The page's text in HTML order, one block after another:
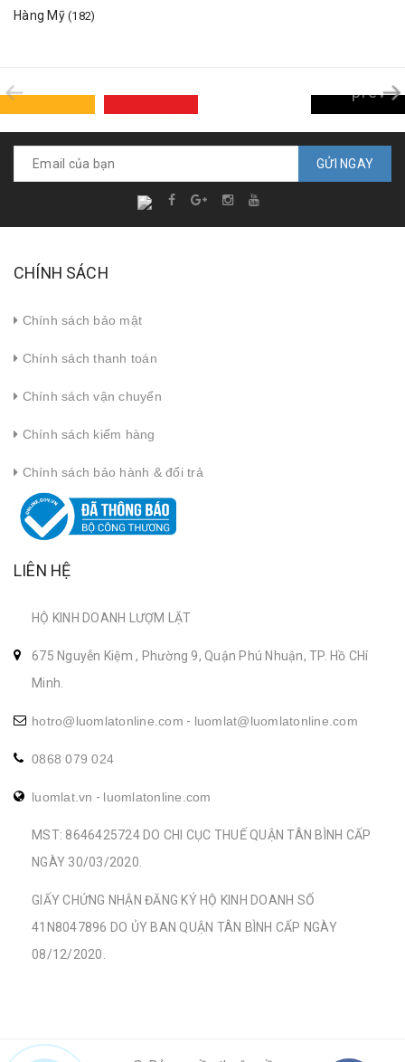
Hàng Mỹ (182)
prev
GỬI NGAY
CHÍNH SÁCH
Chính sách bảo mật
Chính sách thanh toán
Chính sách vận chuyển
Chính sách kiểm hàng
Chính sách bảo hành & đổi trả
LIÊN HỆ
HỘ KINH DOANH LƯỢM LẶT
675 Nguyễn Kiệm , Phường 9, Quận Phú Nhuận, TP. Hồ CHí
Minh.
hotro@luomlatonline.com - luomlat@luomlatonline.com
0868 079 024
luomlat.vn - luomlatonline.com
MST: 8646425724 DO CHI CỤC THUẾ QUẬN TÂN BÌNH CẤP
NGÀY 30/03/2020.
GIẤY CHỨNG NHẬN ĐĂNG KÝ HỘ KINH DOANH SỐ
41N8047896 DO ỦY BAN QUẬN TÂN BÌNH CẤP NGÀY
08/12/2020.